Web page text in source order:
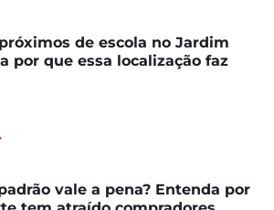
de escola no Jardim
por que essa localização faz
vale a pena? Entenda por